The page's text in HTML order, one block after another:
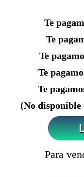
Te
Te
Te
Te
Te
(No disponible
Para